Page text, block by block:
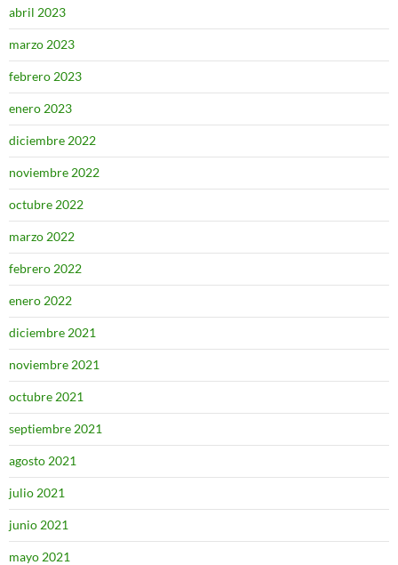
abril 2023
marzo 2023
febrero 2023
enero 2023
diciembre 2022
noviembre 2022
octubre 2022
marzo 2022
febrero 2022
enero 2022
diciembre 2021
noviembre 2021
octubre 2021
septiembre 2021
agosto 2021
julio 2021
junio 2021
mayo 2021